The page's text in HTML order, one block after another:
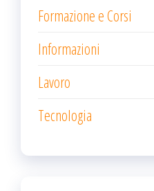
Formazione e Corsi
Informazioni
Lavoro
Tecnologia